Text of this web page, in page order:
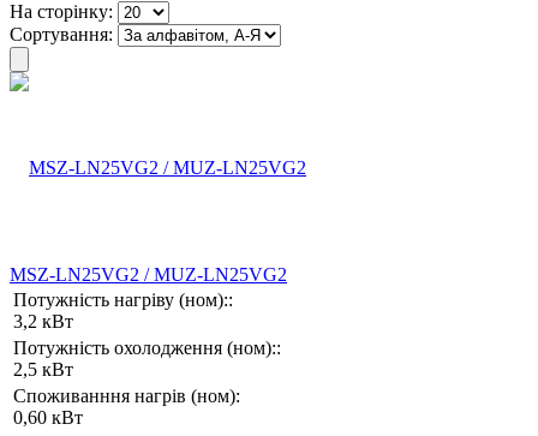
На сторінку:
Сортування:
MSZ-LN25VG2 / MUZ-LN25VG2
Потужність нагріву (ном)::
3,2 кВт
Потужність охолодження (ном)::
2,5 кВт
Споживанння нагрів (ном):
0,60 кВт